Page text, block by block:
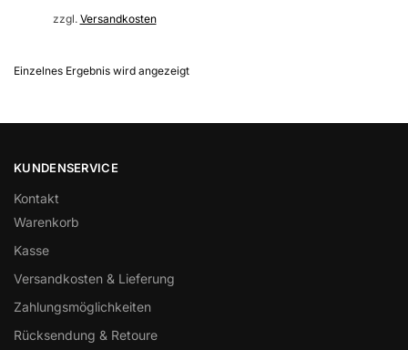
zzgl. Versandkosten
Einzelnes Ergebnis wird angezeigt
KUNDENSERVICE
Kontakt
Warenkorb
Kasse
Versandkosten & Lieferung
Zahlungsmöglichkeiten
Rücksendung & Retoure